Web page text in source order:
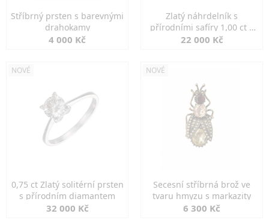
Stříbrný prsten s barevnými
drahokamy
4 000 Kč
Zlatý náhrdelník s
přírodními safíry 1,00 ct a
diamanty
22 000 Kč
NOVÉ
0,75 ct Zlatý solitérní prsten
s přírodním diamantem
32 000 Kč
NOVÉ
Secesní stříbrná brož ve
tvaru hmyzu s markazity
6 300 Kč